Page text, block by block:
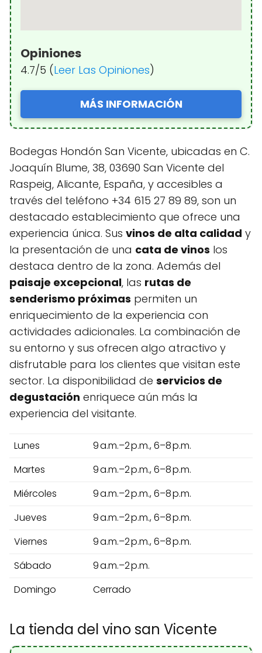
Opiniones
4.7/5 (Leer Las Opiniones)
MÁS INFORMACIÓN
Bodegas Hondón San Vicente, ubicadas en C.
Joaquín Blume, 38, 03690 San Vicente del
Raspeig, Alicante, España, y accesibles a
través del teléfono +34 615 27 89 89, son un
destacado establecimiento que ofrece una
experiencia única. Sus vinos de alta calidad y
la presentación de una cata de vinos los
destaca dentro de la zona. Además del
paisaje excepcional, las rutas de
senderismo próximas permiten un
enriquecimiento de la experiencia con
actividades adicionales. La combinación de
su entorno y sus ofrecen algo atractivo y
disfrutable para los clientes que visitan este
sector. La disponibilidad de servicios de
degustación enriquece aún más la
experiencia del visitante.
Lunes
9 a.m.–2 p.m., 6–8 p.m.
Martes
9 a.m.–2 p.m., 6–8 p.m.
Miércoles
9 a.m.–2 p.m., 6–8 p.m.
Jueves
9 a.m.–2 p.m., 6–8 p.m.
Viernes
9 a.m.–2 p.m., 6–8 p.m.
Sábado
9 a.m.–2 p.m.
Domingo
Cerrado
La tienda del vino san Vicente